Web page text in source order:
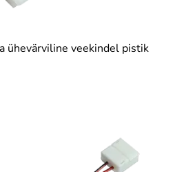
ühevärviline veekindel pistik